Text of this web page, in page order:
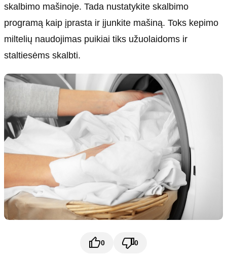
skalbimo mašinoje. Tada nustatykite skalbimo
programą kaip įprasta ir įjunkite mašiną. Toks kepimo
miltelių naudojimas puikiai tiks užuolaidoms ir
staltiesėms skalbti.
0 0